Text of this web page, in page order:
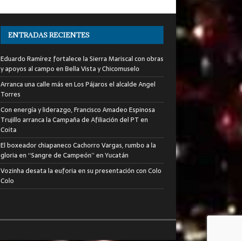
ENTRADAS RECIENTES
Eduardo Ramírez fortalece la Sierra Mariscal con obras
y apoyos al campo en Bella Vista y Chicomuselo
Arranca una calle más en Los Pájaros el alcalde Angel
Torres
Con energía y liderazgo, Francisco Amadeo Espinosa
Trujillo arranca la Campaña de Afiliación del PT en
Coita
El boxeador chiapaneco Cachorro Vargas, rumbo a la
gloria en “Sangre de Campeón” en Yucatán
Vozinha desata la euforia en su presentación con Colo
Colo